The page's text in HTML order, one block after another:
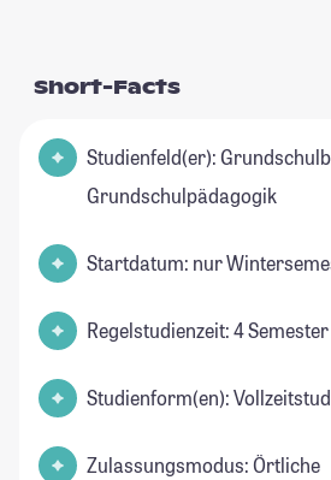
Short-Facts
Studienfeld(er):
Grundschulpädagogik
Startdatum: nur
Regelstudienzeit: 4 Semester
Studienform(en):
Zulassungsmodus: Örtliche